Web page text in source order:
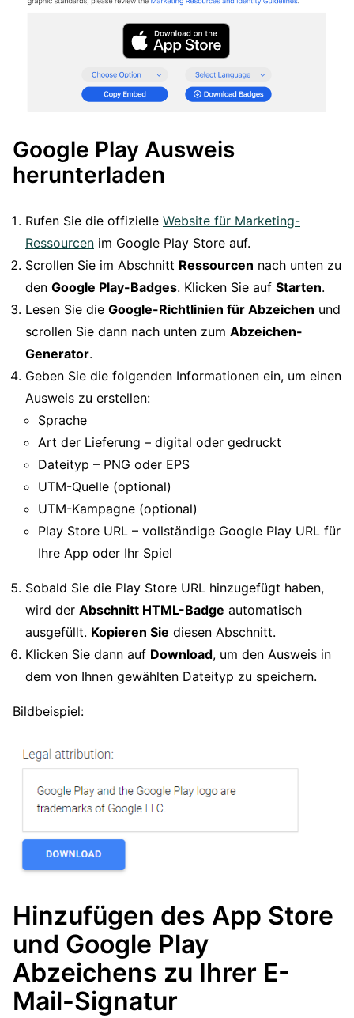
Google Play Ausweis
herunterladen
Rufen Sie die offizielle Website für Marketing-
Ressourcen im Google Play Store auf.
Scrollen Sie im Abschnitt Ressourcen nach unten zu
den Google Play-Badges. Klicken Sie auf Starten.
Lesen Sie die Google-Richtlinien für Abzeichen und
scrollen Sie dann nach unten zum Abzeichen-
Generator.
Geben Sie die folgenden Informationen ein, um einen
Ausweis zu erstellen:
Sprache
Art der Lieferung – digital oder gedruckt
Dateityp – PNG oder EPS
UTM-Quelle (optional)
UTM-Kampagne (optional)
Play Store URL – vollständige Google Play URL für
Ihre App oder Ihr Spiel
Sobald Sie die Play Store URL hinzugefügt haben,
wird der Abschnitt HTML-Badge automatisch
ausgefüllt. Kopieren Sie diesen Abschnitt.
Klicken Sie dann auf Download, um den Ausweis in
dem von Ihnen gewählten Dateityp zu speichern.
Bildbeispiel:
Hinzufügen des App Store
und Google Play
Abzeichens zu Ihrer E-
Mail-Signatur